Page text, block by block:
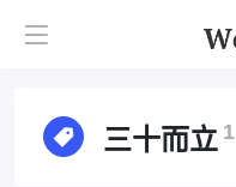
三十而立 1